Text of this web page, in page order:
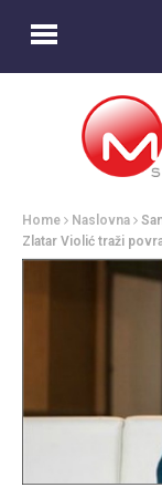
Home Naslovna
Zlatar Violić traži